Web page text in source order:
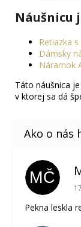
Náušnicu
Retiazka
Dámsky
Náramok
Táto náušnica je
v ktorej sa dá
MČ
Pekna leskla